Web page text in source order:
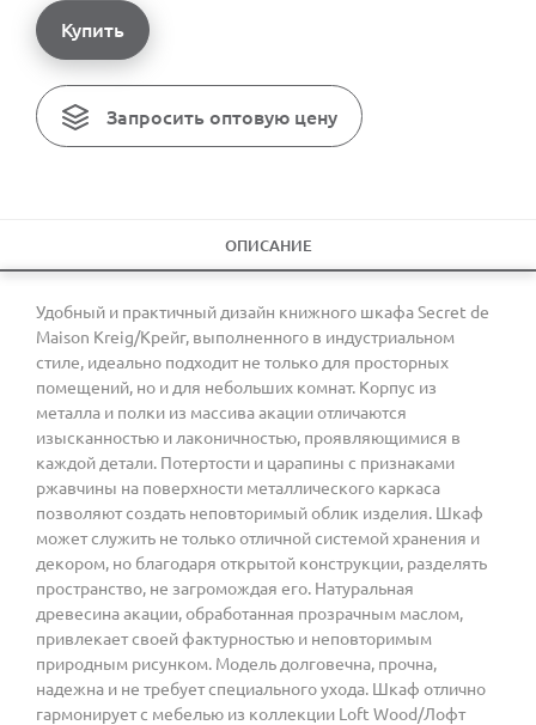
Купить
Запросить оптовую цену
ОПИСАНИЕ
Удобный и практичный дизайн книжного шкафа Secret de
Maison Kreig/Крейг, выполненного в индустриальном
стиле, идеально подходит не только для просторных
помещений, но и для небольших комнат. Корпус из
металла и полки из массива акации отличаются
изысканностью и лаконичностью, проявляющимися в
каждой детали. Потертости и царапины с признаками
ржавчины на поверхности металлического каркаса
позволяют создать неповторимый облик изделия. Шкаф
может служить не только отличной системой хранения и
декором, но благодаря открытой конструкции, разделять
пространство, не загромождая его. Натуральная
древесина акации, обработанная прозрачным маслом,
привлекает своей фактурностью и неповторимым
природным рисунком. Модель долговечна, прочна,
надежна и не требует специального ухода. Шкаф отлично
гармонирует с мебелью из коллекции Loft Wood/Лофт